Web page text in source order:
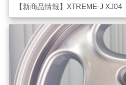
【新商品情報】XTREME-J XJ04